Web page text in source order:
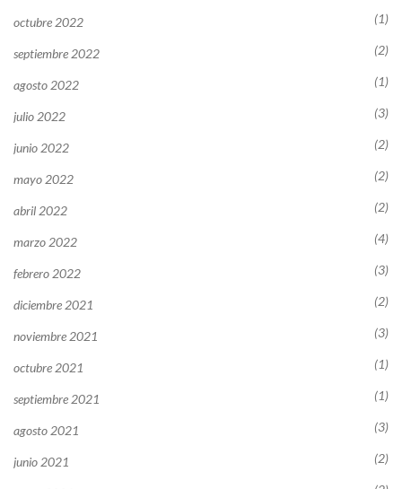
octubre 2022 (1)
septiembre 2022 (2)
agosto 2022 (1)
julio 2022 (3)
junio 2022 (2)
mayo 2022 (2)
abril 2022 (2)
marzo 2022 (4)
febrero 2022 (3)
diciembre 2021 (2)
noviembre 2021 (3)
octubre 2021 (1)
septiembre 2021 (1)
agosto 2021 (3)
junio 2021 (2)